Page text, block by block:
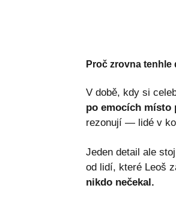
Proč zrovna tenhle
V době, kdy si
po emocích místo
rezonují — lidé v
Jeden detail ale
od lidí, které Leoš
nikdo nečekal.